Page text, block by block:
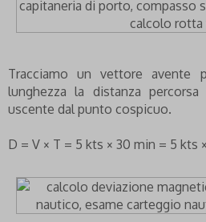
Tracciamo un vettore avente
lunghezza la distanza
uscente dal punto cospicuo.
D = V × T = 5 kts × 30 min = 5 kts